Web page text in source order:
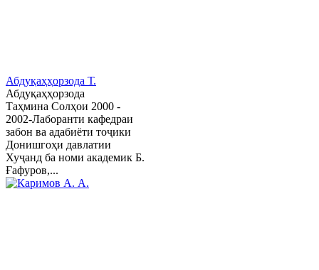
Абдуқаҳҳорзода Т.
Абдуқаҳҳорзода
Таҳмина Солҳои 2000 -
2002-Лаборанти кафедраи
забон ва адабиёти тоҷики
Донишгоҳи давлатии
Хуҷанд ба номи академик Б.
Ғафуров,...